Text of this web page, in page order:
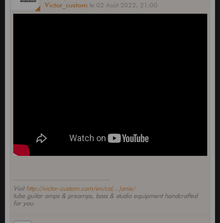
Victor_custom le 02 Août 2022, 21:00
Visithttp://victor-custom.com/en/ca(...)anie/
tube guitar amps & preamps, bass & studio equipment handcrafted
for you.